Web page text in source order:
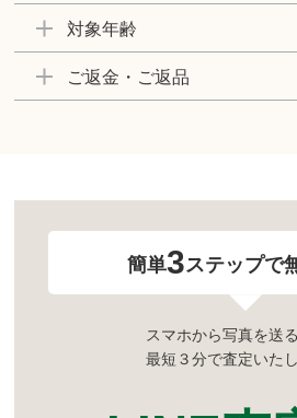
対象年齢
ご返金・ご返品
簡単3ステップで
スマホから写真を送る
最短３分で査定いたし